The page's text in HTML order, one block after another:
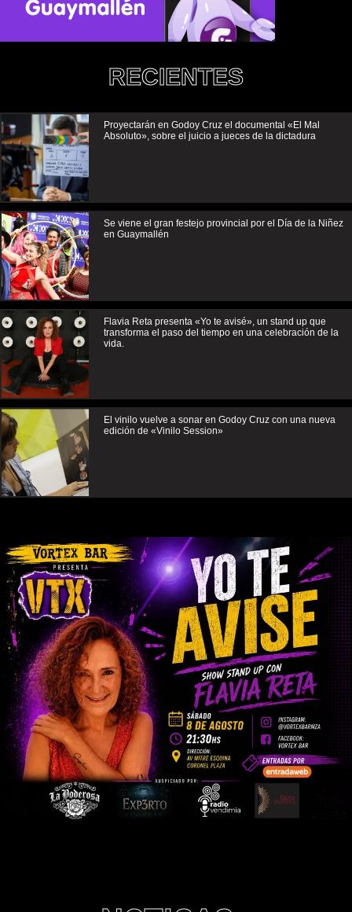
RECIENTES
Proyectarán en Godoy Cruz el documental «El Mal
Absoluto», sobre el juicio a jueces de la dictadura
Se viene el gran festejo provincial por el Día de la Niñez
en Guaymallén
Flavia Reta presenta «Yo te avisé», un stand up que
transforma el paso del tiempo en una celebración de la
vida.
El vinilo vuelve a sonar en Godoy Cruz con una nueva
edición de «Vinilo Session»